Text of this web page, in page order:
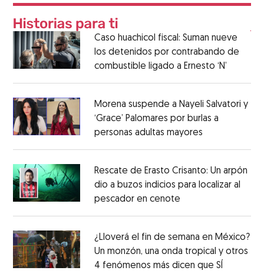
Caso huachicol fiscal: Suman nueve
los detenidos por contrabando de
combustible ligado a Ernesto ‘N’
Morena suspende a Nayeli Salvatori y
‘Grace’ Palomares por burlas a
personas adultas mayores
Rescate de Erasto Crisanto: Un arpón
dio a buzos indicios para localizar al
pescador en cenote
¿Lloverá el fin de semana en México?
Un monzón, una onda tropical y otros
4 fenómenos más dicen que SÍ